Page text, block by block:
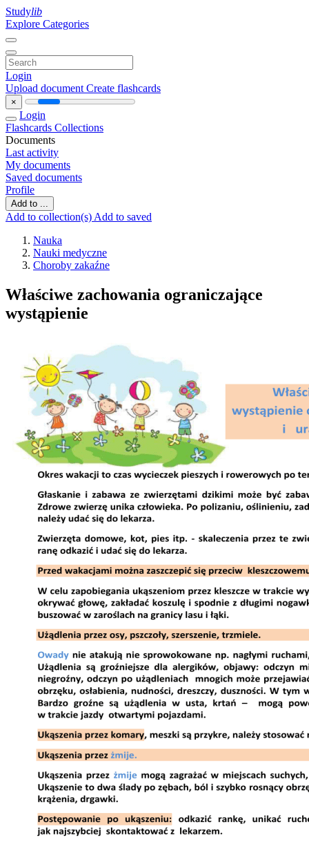
Studylib
Explore Categories
Login
Upload document Create flashcards
×
Login
Flashcards Collections
Documents
Last activity
My documents
Saved documents
Profile
Add to ...
Add to collection(s) Add to saved
Nauka
Nauki medyczne
Choroby zakaźne
Właściwe zachowania ograniczające
wystąpienie